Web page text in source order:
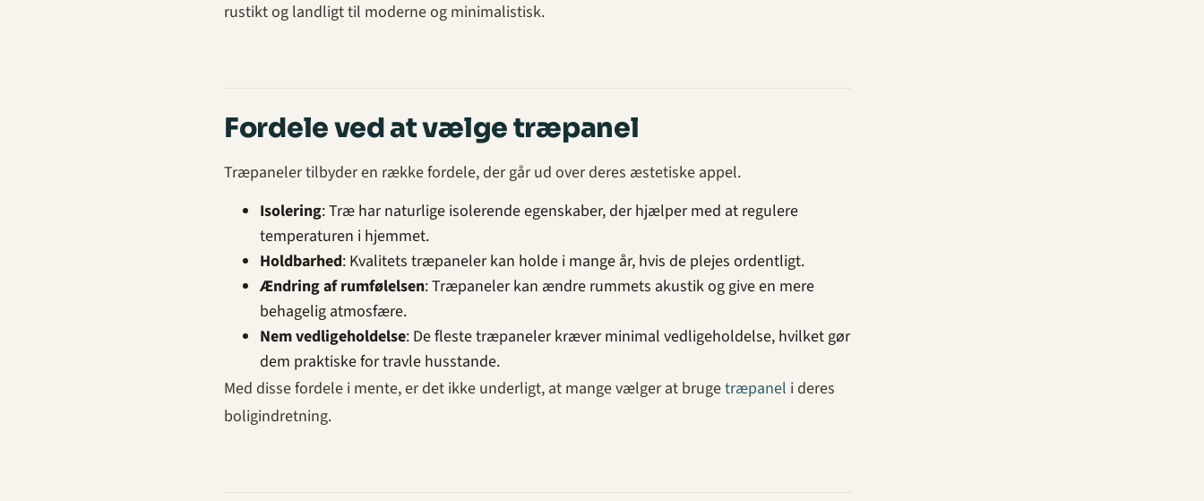
rustikt og landligt til moderne og minimalistisk.
Fordele ved at vælge træpanel
Træpaneler tilbyder en række fordele, der går ud over deres æstetiske appel.
Isolering: Træ har naturlige isolerende egenskaber, der hjælper med at regulere
temperaturen i hjemmet.
Holdbarhed: Kvalitets træpaneler kan holde i mange år, hvis de plejes ordentligt.
Ændring af rumfølelsen: Træpaneler kan ændre rummets akustik og give en mere
behagelig atmosfære.
Nem vedligeholdelse: De fleste træpaneler kræver minimal vedligeholdelse, hvilket gør
dem praktiske for travle husstande.
Med disse fordele i mente, er det ikke underligt, at mange vælger at brugetræpanel i deres
boligindretning.